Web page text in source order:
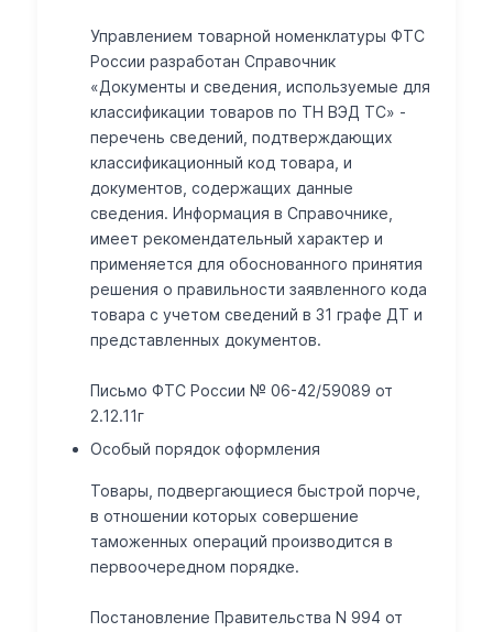
Управлением товарной номенклатуры ФТС
России разработан Справочник
«Документы и сведения, используемые для
классификации товаров по ТН ВЭД ТС» -
перечень сведений, подтверждающих
классификационный код товара, и
документов, содержащих данные
сведения. Информация в Справочнике,
имеет рекомендательный характер и
применяется для обоснованного принятия
решения о правильности заявленного кода
товара с учетом сведений в 31 графе ДТ и
представленных документов.
Письмо ФТС России № 06-42/59089 от
2.12.11г
Особый порядок оформления
Товары, подвергающиеся быстрой порче,
в отношении которых совершение
таможенных операций производится в
первоочередном порядке.
Постановление Правительства N 994 от